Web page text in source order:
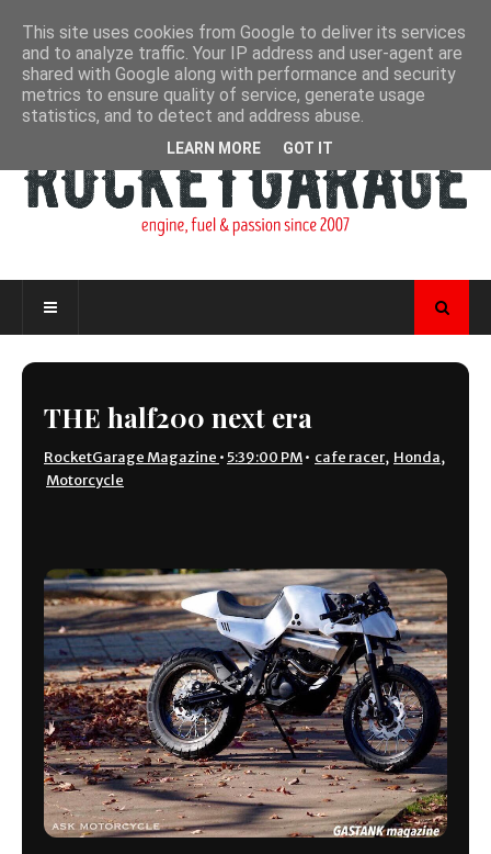
THE half200 next era
RocketGarage Magazine •5:39:00 PM• cafe racer, Honda,
Motorcycle
This site uses cookies from Google to deliver its services
and to analyze traffic. Your IP address and user-agent are
shared with Google along with performance and security
metrics to ensure quality of service, generate usage
statistics, and to detect and address abuse.
LEARN MORE GOT IT